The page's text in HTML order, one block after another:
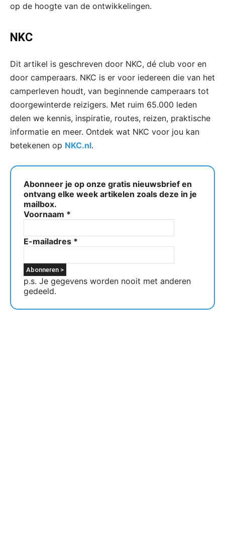
op de hoogte van de ontwikkelingen.
NKC
Dit artikel is geschreven door NKC, dé club voor en
door camperaars. NKC is er voor iedereen die van het
camperleven houdt, van beginnende camperaars tot
doorgewinterde reizigers. Met ruim 65.000 leden
delen we kennis, inspiratie, routes, reizen, praktische
informatie en meer. Ontdek wat NKC voor jou kan
betekenen op NKC.nl.
Abonneer je op onze gratis nieuwsbrief en
ontvang elke week artikelen zoals deze in je
mailbox.
Voornaam *
E-mailadres *
p.s. Je gegevens worden nooit met anderen
gedeeld.